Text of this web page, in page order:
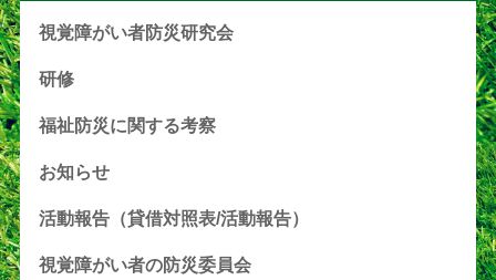
視覚障がい者防災研究会
研修
福祉防災に関する考察
お知らせ
活動報告（貸借対照表/活動報告）
視覚障がい者の防災委員会